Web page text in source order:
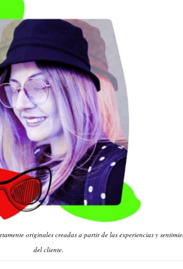
originales creadas a partir de las experiencias y
del cliente.